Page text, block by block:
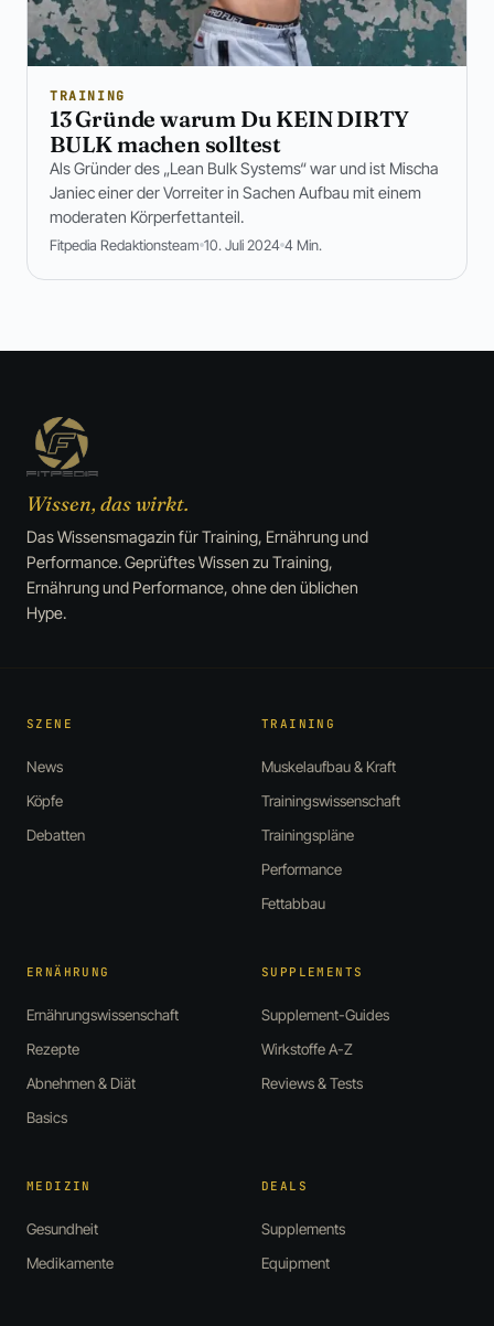
TRAINING
13 Gründe warum Du KEIN DIRTY
BULK machen solltest
Als Gründer des „Lean Bulk Systems“ war und ist Mischa
Janiec einer der Vorreiter in Sachen Aufbau mit einem
moderaten Körperfettanteil.
Fitpedia Redaktionsteam 10. Juli 2024 4 Min.
Wissen, das wirkt.
Das Wissensmagazin für Training, Ernährung und
Performance. Geprüftes Wissen zu Training,
Ernährung und Performance, ohne den üblichen
Hype.
SZENE
News
Köpfe
Debatten
TRAINING
Muskelaufbau & Kraft
Trainingswissenschaft
Trainingspläne
Performance
Fettabbau
ERNÄHRUNG
Ernährungswissenschaft
Rezepte
Abnehmen & Diät
Basics
SUPPLEMENTS
Supplement-Guides
Wirkstoffe A-Z
Reviews & Tests
MEDIZIN
Gesundheit
Medikamente
DEALS
Supplements
Equipment